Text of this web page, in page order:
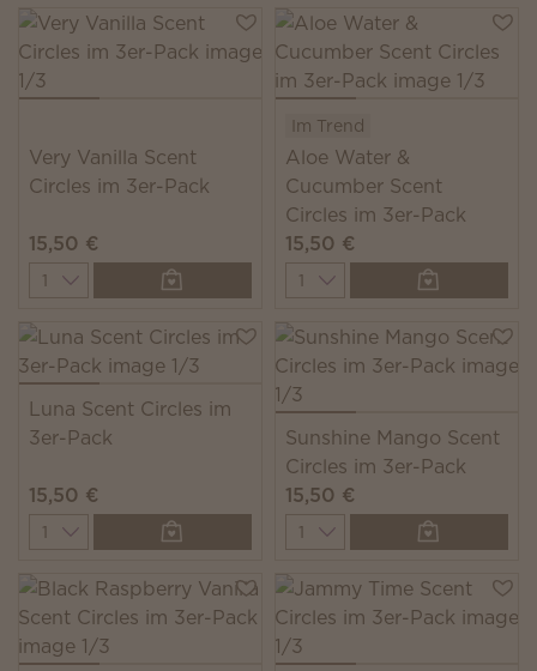
Very Vanilla Scent
Circles im 3er-Pack
15,50 €
Quantity
Im Trend
Aloe Water &
Cucumber Scent
Circles im 3er-Pack
15,50 €
Quantity
Luna Scent Circles im
3er-Pack
15,50 €
Quantity
Sunshine Mango Scent
Circles im 3er-Pack
15,50 €
Quantity